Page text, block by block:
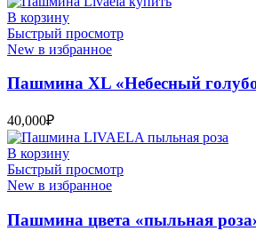
В корзину
Быстрый просмотр
New в избранное
Пашмина XL «Небесный
40,000₽
В корзину
Быстрый просмотр
New в избранное
Пашмина цвета «пыльная